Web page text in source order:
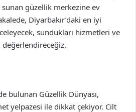
güzellik merkezine ev
Diyarbakır’daki en iyi
sundukları hizmetleri ve
bulunan Güzellik Dünyası,
yelpazesi ile dikkat çekiyor. Cilt